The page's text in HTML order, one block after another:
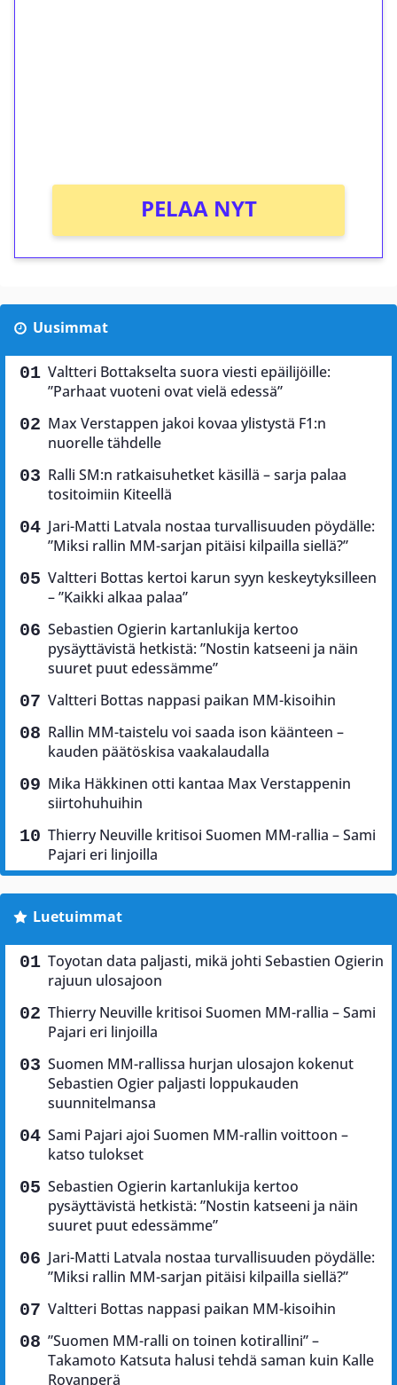
PELAA NYT
Uusimmat
Valtteri Bottakselta suora viesti epäilijöille:
”Parhaat vuoteni ovat vielä edessä”
Max Verstappen jakoi kovaa ylistystä F1:n
nuorelle tähdelle
Ralli SM:n ratkaisuhetket käsillä – sarja palaa
tositoimiin Kiteellä
Jari-Matti Latvala nostaa turvallisuuden pöydälle:
”Miksi rallin MM-sarjan pitäisi kilpailla siellä?”
Valtteri Bottas kertoi karun syyn keskeytyksilleen
– ”Kaikki alkaa palaa”
Sebastien Ogierin kartanlukija kertoo
pysäyttävistä hetkistä: ”Nostin katseeni ja näin
suuret puut edessämme”
Valtteri Bottas nappasi paikan MM-kisoihin
Rallin MM-taistelu voi saada ison käänteen –
kauden päätöskisa vaakalaudalla
Mika Häkkinen otti kantaa Max Verstappenin
siirtohuhuihin
Thierry Neuville kritisoi Suomen MM-rallia – Sami
Pajari eri linjoilla
Luetuimmat
Toyotan data paljasti, mikä johti Sebastien Ogierin
rajuun ulosajoon
Thierry Neuville kritisoi Suomen MM-rallia – Sami
Pajari eri linjoilla
Suomen MM-rallissa hurjan ulosajon kokenut
Sebastien Ogier paljasti loppukauden
suunnitelmansa
Sami Pajari ajoi Suomen MM-rallin voittoon –
katso tulokset
Sebastien Ogierin kartanlukija kertoo
pysäyttävistä hetkistä: ”Nostin katseeni ja näin
suuret puut edessämme”
Jari-Matti Latvala nostaa turvallisuuden pöydälle:
”Miksi rallin MM-sarjan pitäisi kilpailla siellä?”
Valtteri Bottas nappasi paikan MM-kisoihin
”Suomen MM-ralli on toinen kotirallini” –
Takamoto Katsuta halusi tehdä saman kuin Kalle
Rovanperä